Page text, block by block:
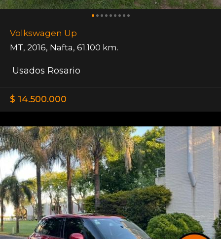
Volkswagen Up
MT, 2016, Nafta, 61.100 km.
Usados Rosario
$ 14.500.000